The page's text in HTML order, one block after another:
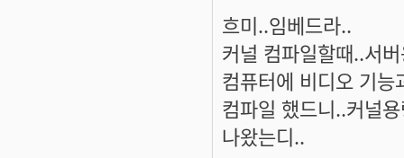
흐미..임베드라..
커널 컴파일할때..서
컴퓨터에 비디오 기
컴파일 했드니..커널
나왔는디..